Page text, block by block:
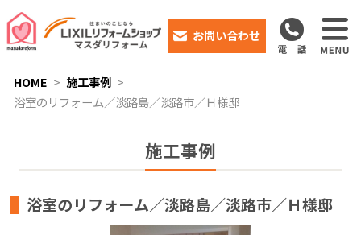
お問い合わせ
HOME
施工事例
浴室のリフォーム／淡路島／淡路市／Ｈ様邸
施工事例
浴室のリフォーム／淡路島／淡路市／Ｈ様邸